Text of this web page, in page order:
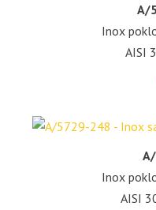
A/
Inox
AISI
Inox
AISI